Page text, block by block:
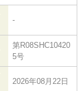
-
第R08SHC10420
5号
2026年08月22日